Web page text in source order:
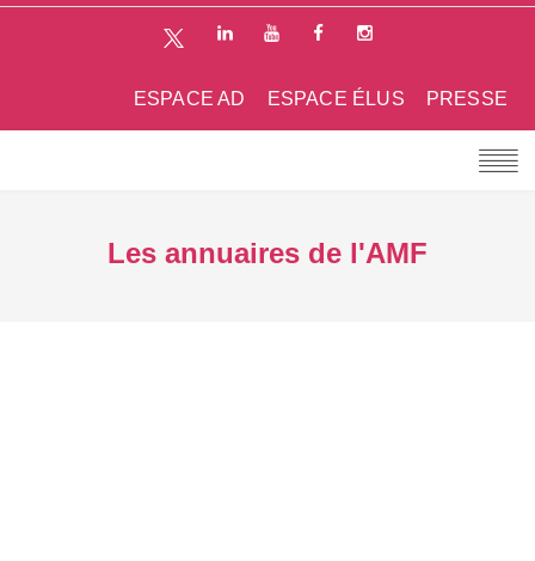
PRESSE
ESPACE ÉLUS
ESPACE AD
Les annuaires de l'AMF